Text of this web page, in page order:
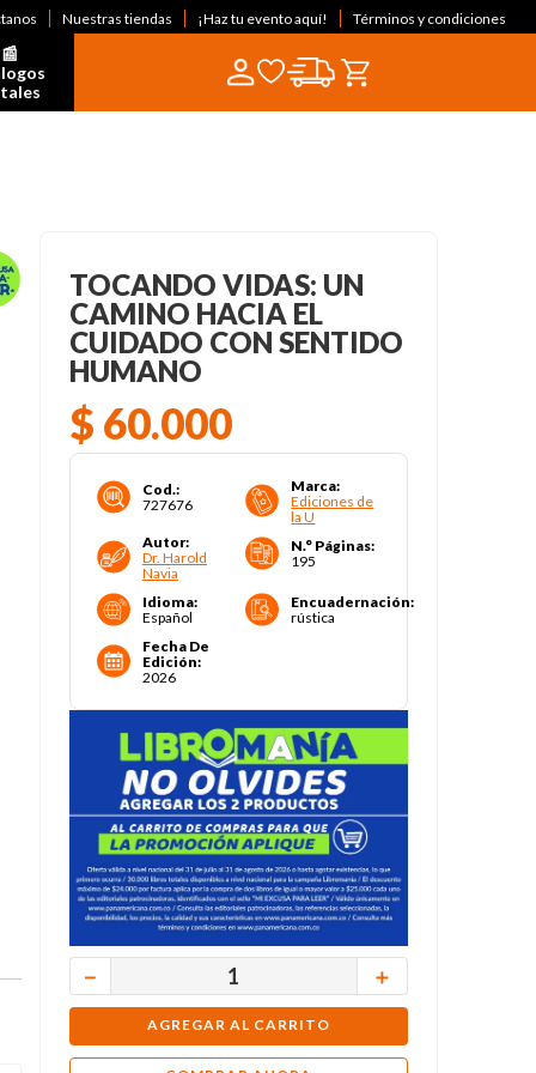
Nuestras tiendas ¡Haz tu evento aquí! Términos y condiciones
TOCANDO VIDAS: UN
CAMINO HACIA EL
CUIDADO CON SENTIDO
HUMANO
$ 60.000
Cod.:
727676
Marca:
Ediciones de
la U
Autor:
Dr. Harold
Navia
N.° Páginas:
195
Idioma:
Español
Encuadernación:
rústica
Fecha De
Edición:
2026
＋
－
AGREGAR AL CARRITO